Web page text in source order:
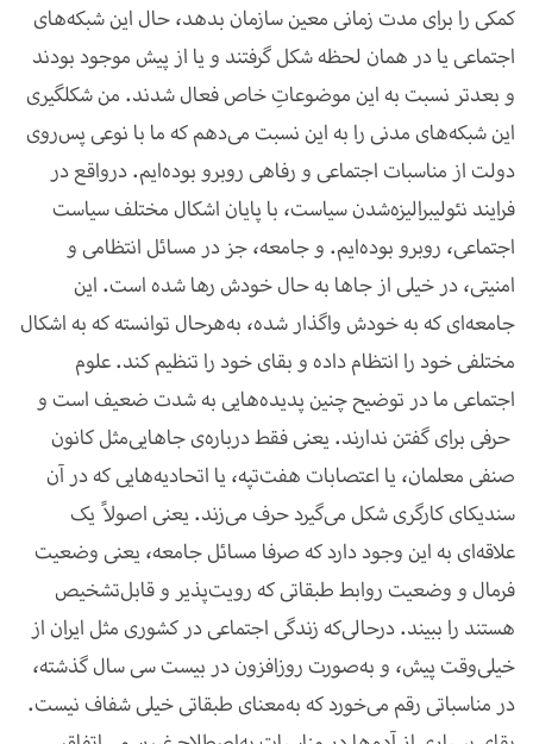
کمکی را برای مدت زمانی معین سازمان بدهد، حال این شبکه‌های
اجتماعی یا در همان لحظه شکل گرفتند و یا از پیش موجود بودند
و بعدتر نسبت به این موضوعاتِ خاص فعال شدند. من شکل­گیری
این شبکه‌های مدنی را به این نسبت می‌دهم که ما با نوعی پس‌روی
دولت از مناسبات اجتماعی و رفاهی روبرو بوده‌ایم. در‌واقع در
فرایند نئولیبرالیزه‌شدن سیاست، با پایان اشکال مختلف سیاست
اجتماعی، روبرو بوده‌ایم. و جامعه، جز در مسائل انتظامی و
امنیتی، در خیلی از جاها به حال خودش رها شده است. این
جامعه‌ای که به خودش واگذار شده، به‌هر‌حال توانسته که به اشکال
مختلفی خود را انتظام داده و بقای خود را تنظیم کند. علوم
اجتماعی ما در توضیح چنین پدیده‌هایی به شدت ضعیف است و
مثل کانون
صنفی معلمان، یا اعتصابات هفت‌تپه، یا اتحادیه‌هایی که در آن
سندیکای کارگری شکل می‌گیرد حرف می‌زند. یعنی اصولاً یک
علاقه‌ای به این وجود دارد که صرفا مسائل جامعه، یعنی وضعیت
فرمال و وضعیت روابط طبقاتی که رویت‌پذیر و قابل‌تشخیص
هستند را ببیند. در‌حالی‌که زندگی اجتماعی در کشوری مثل ایران از
خیلی‌وقت پیش، و به‌صورت روزافزون در بیست سی سال گذشته،
در مناسباتی رقم می‌خورد که به‌معنای طبقاتی خیلی شفاف نیست.